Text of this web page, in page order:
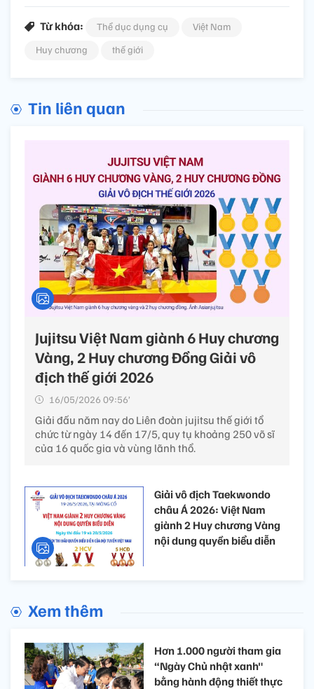
Từ khóa: Thể dục dụng cụ
Việt Nam
Huy chương
thế giới
Tin liên quan
Jujitsu Việt Nam giành 6 Huy chương
Vàng, 2 Huy chương Đồng Giải vô
địch thế giới 2026
16/05/2026 09:56’
Giải đấu năm nay do Liên đoàn jujitsu thế giới tổ
chức từ ngày 14 đến 17/5, quy tụ khoảng 250 võ sĩ
của 16 quốc gia và vùng lãnh thổ.
Giải vô địch Taekwondo
châu Á 2026: Việt Nam
giành 2 Huy chương Vàng
nội dung quyền biểu diễn
Xem thêm
Hơn 1.000 người tham gia
“Ngày Chủ nhật xanh"
bằng hành động thiết thực